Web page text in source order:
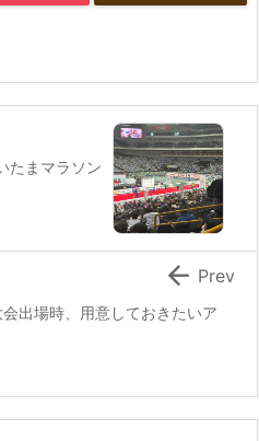
たまマラソン
出場時、用意しておきたいア
 Prev